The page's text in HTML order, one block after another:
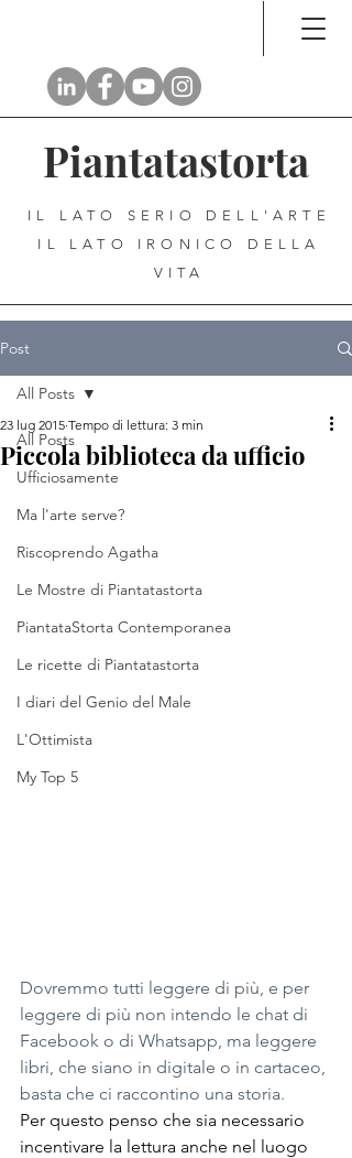
Piantatastorta
IL LATO SERIO DELL'ARTE
IL LATO IRONICO DELLA
VITA
Post
All Posts
Ufficiosamente
Ma l'arte serve?
Riscoprendo Agatha
Le Mostre di Piantatastorta
PiantataStorta Contemporanea
Le ricette di Piantatastorta
I diari del Genio del Male
L'Ottimista
My Top 5
All Posts
Piccola biblioteca da ufficio
23 lug 2015 Tempo di lettura: 3 min
Dovremmo tutti leggere di più, e per
leggere di più non intendo le chat di
Facebook o di Whatsapp, ma leggere
libri, che siano in digitale o in cartaceo,
basta che ci raccontino una storia.
Per questo penso che sia necessario
incentivare la lettura anche nel luogo